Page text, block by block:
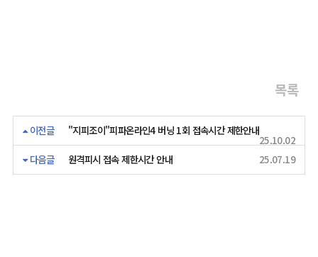
목록
이전글 "지피조이"피파온라인4 버닝 1회 접속시간 제한안내
25.10.02
다음글
원격피시 접속 제한시간 안내 25.07.19